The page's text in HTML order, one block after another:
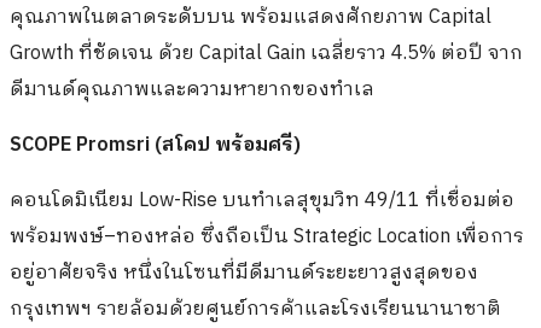
คุณภาพในตลาดระดับบน พร้อมแสดงศักยภาพ Capital
Growth ที่ชัดเจน ด้วย Capital Gain เฉลี่ยราว 4.5% ต่อปี จาก
ดีมานด์คุณภาพและความหายากของทำเล
SCOPE Promsri (สโคป พร้อมศรี)
คอนโดมิเนียม Low-Rise บนทำเลสุขุมวิท 49/11 ที่เชื่อมต่อ
พร้อมพงษ์–ทองหล่อ ซึ่งถือเป็น Strategic Location เพื่อการ
อยู่อาศัยจริง หนึ่งในโซนที่มีดีมานด์ระยะยาวสูงสุดของ
กรุงเทพฯ รายล้อมด้วยศูนย์การค้าและโรงเรียนนานาชาติ